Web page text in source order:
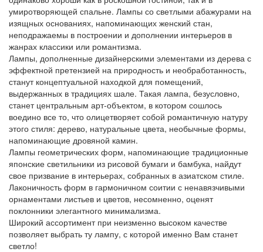
умиротворяющей спальне. Лампы со светлыми абажурами на
изящных основаниях, напоминающих женский стан,
неподражаемы в построении и дополнении интерьеров в
жанрах классики или романтизма.
Лампы, дополненные дизайнерскими элементами из дерева с
эффектной претензией на природность и необработанность,
станут концептуальной находкой для помещений,
выдержанных в традициях шале. Такая лампа, безусловно,
станет центральным арт-объектом, в котором сошлось
воедино все то, что олицетворяет собой романтичную натуру
этого стиля: дерево, натуральные цвета, необычные формы,
напоминающие дровяной камин.
Лампы геометрических форм, напоминающие традиционные
японские светильники из рисовой бумаги и бамбука, найдут
свое призвание в интерьерах, собранных в азиатском стиле.
Лаконичность форм в гармоничном соитии с ненавязчивыми
орнаментами листьев и цветов, несомненно, оценят
поклонники элегантного минимализма.
Широкий ассортимент при неизменно высоком качестве
позволяет выбрать ту лампу, с которой именно Вам станет
светло!